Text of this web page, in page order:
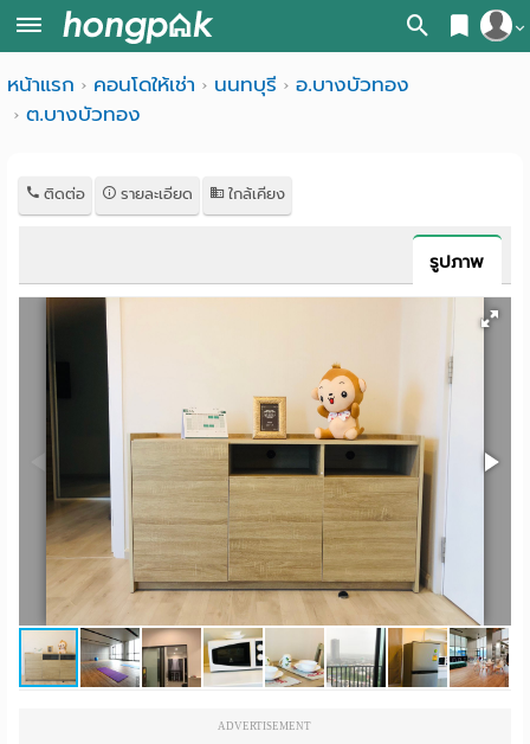
สมัครสมาชิก
หน้า
ค้นหา
ค้นจากสถานีรถไฟฟ้า
ค้นตามจังหวัด
ค้นจากสถานศึกษา
ค้นจากแผนที่
ค้นแบบละเอียด
พาร์
เม้น
ห้อง
ห้อง
หน้าแรก คอนโดให้เช่า นนทบุรี
อ.บางบัวทอง
ต.บางบัวทอง
ติดต่อ รายละเอียด ใกล้เคียง
รูปภาพ
ADVERTISEMENT